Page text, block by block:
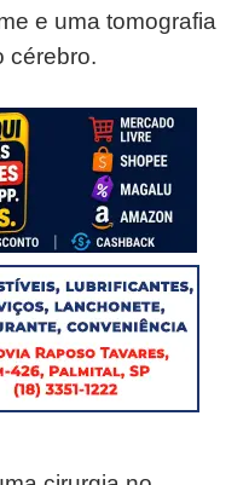
e uma tomografia
cérebro.